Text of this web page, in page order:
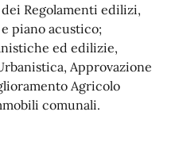
Regolamenti edilizi,
piano acustico;
ed edilizie,
Approvazione
Agricolo
comunali.